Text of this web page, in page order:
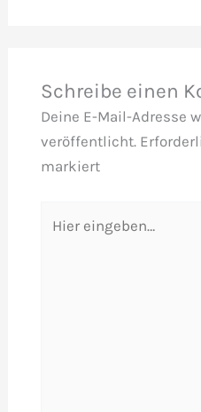
Schreibe einen
Deine E-Mail-Adresse
veröffentlicht.
markiert
eingeben…